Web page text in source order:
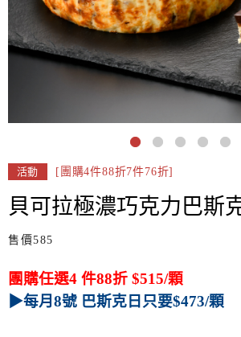
活動 [團購4件88折7件76折]
貝可拉極濃巧克力巴斯
售價585
團購任選4 件88折 $515/顆
▶每月8號 巴斯克日只要$473/顆